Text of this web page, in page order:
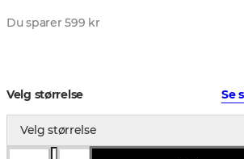
Du sparer 599 kr
Velg størrelse Se
Velg størrelse